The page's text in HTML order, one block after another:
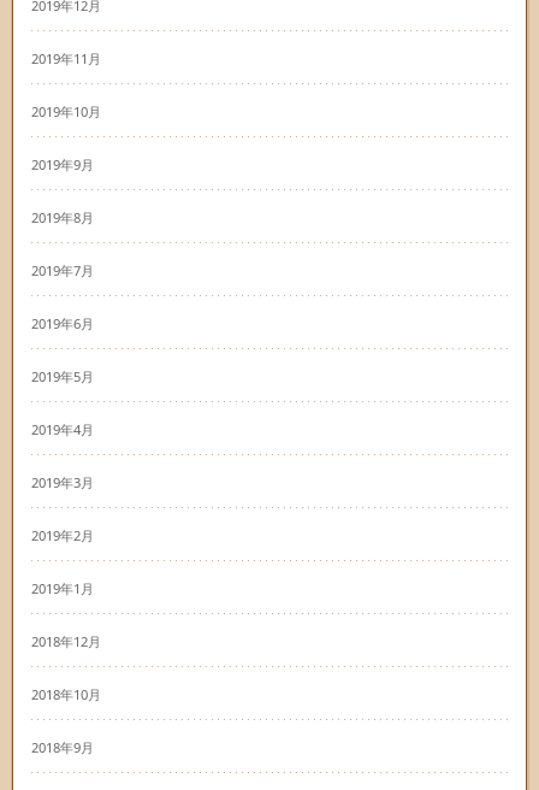
2019年12月
2019年11月
2019年10月
2019年9月
2019年8月
2019年7月
2019年6月
2019年5月
2019年4月
2019年3月
2019年2月
2019年1月
2018年12月
2018年10月
2018年9月